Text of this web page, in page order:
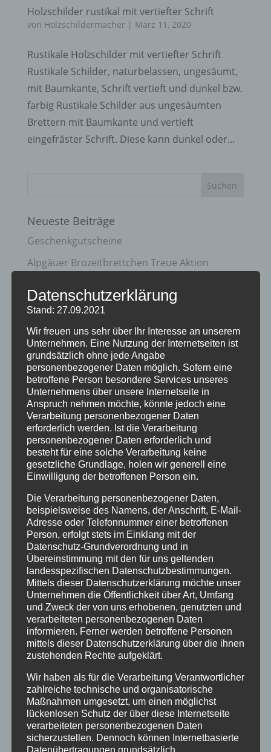
Holzschilder rustikal mit vertiefter Schrift
von Holzschildermacher | März 11, 2020
Rustikale Holzschilder mit vertiefter Schrift
Rustikale Schilder, naturbelassen, ungesäumt,
mit Baumkante, Schrift vertieft und dunkel bzw.
farbig Rustikale Schilder aus ungesäumten
Brettern mit Baumkante und vertieft
eingefräster Schrift. Diese kann dunkel oder...
Neueste Beiträge
Geschenkgutscheine
Alpgäuer Brozeitbrettchen Treue Aktion
Wunschgravur
Holzpostkarten
Kategorien
Aktion
Geschenkideen
Holzartikel
Holzschilder
Info
Termine
Archiv
April 2023
Januar 2021
Juli 2020
März 2018
Dezember 2017
November 2016
August 2016
Juli 2016
Datenschutzerklärung
Stand: 27.09.2021
Wir freuen uns sehr über Ihr Interesse an unserem
Unternehmen. Eine Nutzung der Internetseiten ist
grundsätzlich ohne jede Angabe
personenbezogener Daten möglich. Sofern eine
betroffene Person besondere Services unseres
Unternehmens über unsere Internetseite in
Anspruch nehmen möchte, könnte jedoch eine
Verarbeitung personenbezogener Daten
erforderlich werden. Ist die Verarbeitung
personenbezogener Daten erforderlich und
besteht für eine solche Verarbeitung keine
gesetzliche Grundlage, holen wir generell eine
Einwilligung der betroffenen Person ein.
Die Verarbeitung personenbezogener Daten,
beispielsweise des Namens, der Anschrift, E-Mail-
Adresse oder Telefonnummer einer betroffenen
Person, erfolgt stets im Einklang mit der
Datenschutz-Grundverordnung und in
Übereinstimmung mit den für uns geltenden
landesspezifischen Datenschutzbestimmungen.
Mittels dieser Datenschutzerklärung möchte unser
Unternehmen die Öffentlichkeit über Art, Umfang
und Zweck der von uns erhobenen, genutzten und
verarbeiteten personenbezogenen Daten
informieren. Ferner werden betroffene Personen
mittels dieser Datenschutzerklärung über die ihnen
zustehenden Rechte aufgeklärt.
Wir haben als für die Verarbeitung Verantwortlicher
zahlreiche technische und organisatorische
Maßnahmen umgesetzt, um einen möglichst
lückenlosen Schutz der über diese Internetseite
verarbeiteten personenbezogenen Daten
sicherzustellen. Dennoch können Internetbasierte
Datenübertragungen grundsätzlich